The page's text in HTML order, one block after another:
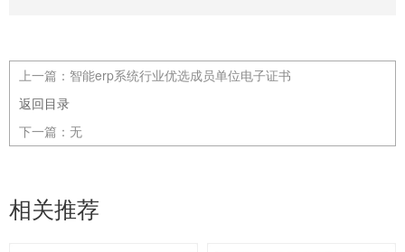
上一篇： 智能erp系统行业优选成员单位电子证书
返回目录
下一篇： 无
相关推荐